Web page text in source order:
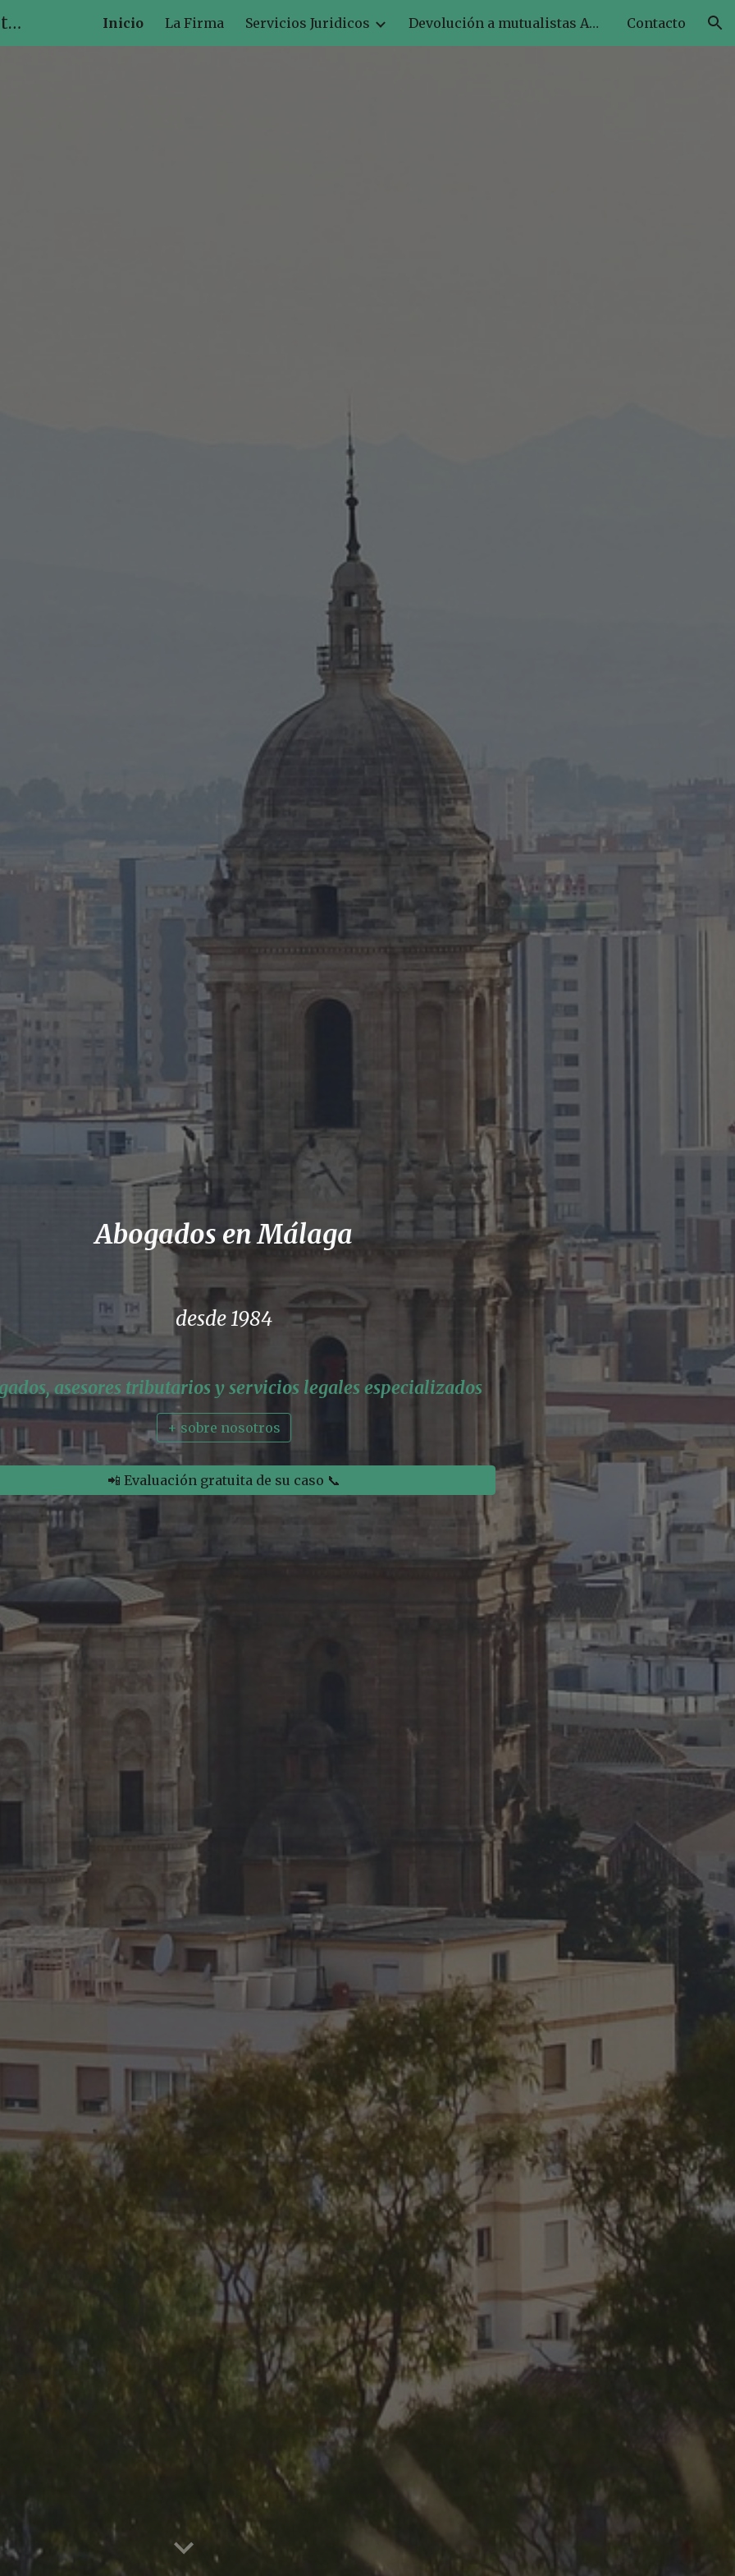
to main content Skip to navigation
Cabo Abogados y Asesores Tributarios Inicio La Firma Servicios Juridicos Devolución a mutualistas AEAT Contacto
Abogados en Málaga
desde 1984
asesores tributarios y servicios legales especializados
+ sobre nosotros
📲 Evaluación gratuita de su caso 📞